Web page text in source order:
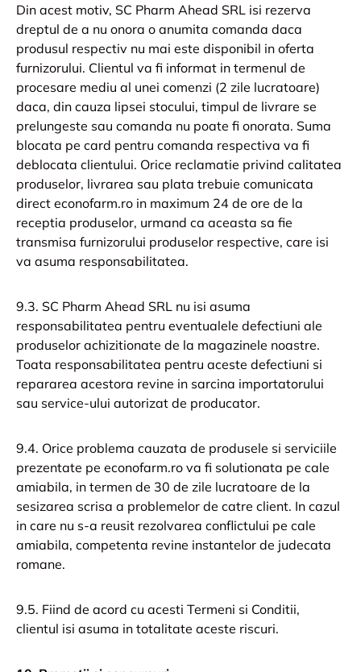
Din acest motiv, SC Pharm Ahead SRL isi rezerva
dreptul de a nu onora o anumita comanda daca
produsul respectiv nu mai este disponibil in oferta
furnizorului. Clientul va fi informat in termenul de
procesare mediu al unei comenzi (2 zile lucratoare)
daca, din cauza lipsei stocului, timpul de livrare se
prelungeste sau comanda nu poate fi onorata. Suma
blocata pe card pentru comanda respectiva va fi
deblocata clientului. Orice reclamatie privind calitatea
produselor, livrarea sau plata trebuie comunicata
direct econofarm.ro in maximum 24 de ore de la
receptia produselor, urmand ca aceasta sa fie
transmisa furnizorului produselor respective, care isi
va asuma responsabilitatea.
9.3. SC Pharm Ahead SRL nu isi asuma
responsabilitatea pentru eventualele defectiuni ale
produselor achizitionate de la magazinele noastre.
Toata responsabilitatea pentru aceste defectiuni si
repararea acestora revine in sarcina importatorului
sau service-ului autorizat de producator.
9.4. Orice problema cauzata de produsele si serviciile
prezentate pe econofarm.ro va fi solutionata pe cale
amiabila, in termen de 30 de zile lucratoare de la
sesizarea scrisa a problemelor de catre client. In cazul
in care nu s-a reusit rezolvarea conflictului pe cale
amiabila, competenta revine instantelor de judecata
romane.
9.5. Fiind de acord cu acesti Termeni si Conditii,
clientul isi asuma in totalitate aceste riscuri.